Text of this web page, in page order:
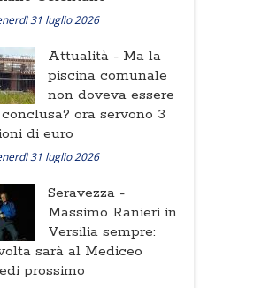
31 luglio 2026
Attualità - Ma la
piscina comunale
non doveva essere
ora servono 3
di euro
31 luglio 2026
Seravezza -
Massimo Ranieri in
Versilia sempre:
sarà al Mediceo
prossimo